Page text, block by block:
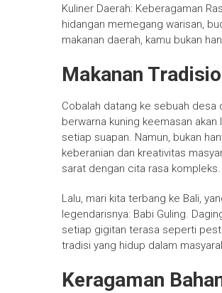
Kuliner Daerah: Keberagaman
hidangan memegang warisan,
makanan daerah, kamu bukan
Makanan
Cobalah datang ke sebuah desa
berwarna kuning keemasan
setiap suapan. Namun, bukan
keberanian dan kreativitas
sarat dengan cita rasa kompleks.
Lalu, mari kita terbang ke Bali,
legendarisnya: Babi Guling.
setiap gigitan terasa seperti
tradisi yang hidup dalam
Keragaman